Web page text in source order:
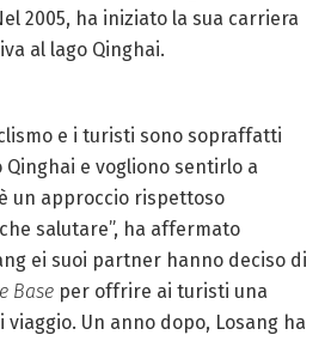
2005, ha iniziato la sua carriera
al lago Qinghai.
e i turisti sono sopraffatti
e vogliono sentirlo a
un approccio rispettoso
salutare”, ha affermato
ei suoi partner hanno deciso di
Base per offrire ai turisti una
Un anno dopo, Losang ha